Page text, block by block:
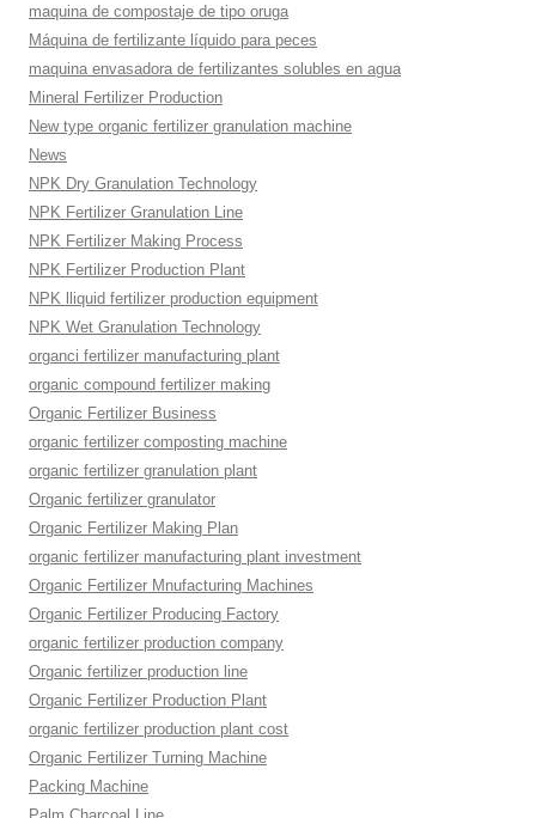
maquina de compostaje de tipo oruga
Máquina de fertilizante líquido para peces
maquina envasadora de fertilizantes solubles en agua
Mineral Fertilizer Production
New type organic fertilizer granulation machine
News
NPK Dry Granulation Technology
NPK Fertilizer Granulation Line
NPK Fertilizer Making Process
NPK Fertilizer Production Plant
NPK lliquid fertilizer production equipment
NPK Wet Granulation Technology
organci fertilizer manufacturing plant
organic compound fertilizer making
Organic Fertilizer Business
organic fertilizer composting machine
organic fertilizer granulation plant
Organic fertilizer granulator
Organic Fertilizer Making Plan
organic fertilizer manufacturing plant investment
Organic Fertilizer Mnufacturing Machines
Organic Fertilizer Producing Factory
organic fertilizer production company
Organic fertilizer production line
Organic Fertilizer Production Plant
organic fertilizer production plant cost
Organic Fertilizer Turning Machine
Packing Machine